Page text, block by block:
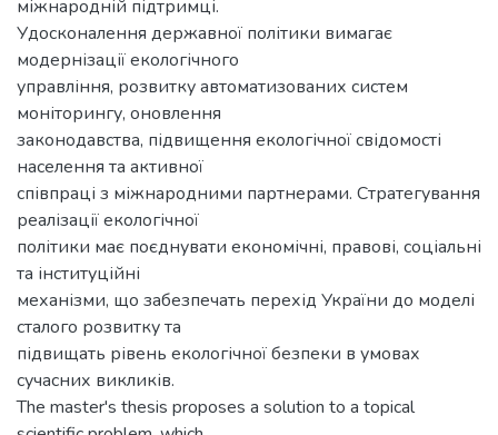
міжнародній підтримці.
Удосконалення державної політики вимагає
модернізації екологічного
управління, розвитку автоматизованих систем
моніторингу, оновлення
законодавства, підвищення екологічної свідомості
населення та активної
співпраці з міжнародними партнерами. Стратегування
реалізації екологічної
політики має поєднувати економічні, правові, соціальні
та інституційні
механізми, що забезпечать перехід України до моделі
сталого розвитку та
підвищать рівень екологічної безпеки в умовах
сучасних викликів.
The master's thesis proposes a solution to a topical